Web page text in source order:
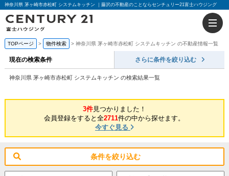
神奈川県 茅ヶ崎市赤松町 システムキッチン ｜藤沢の不動産のことならセンチュリー21富士ハウジング
TOPページ 物件検索 神奈川県 茅ヶ崎市赤松町 システムキッチン の不動産情報一覧
現在の検索条件 さらに条件を絞り込む
神奈川県 茅ヶ崎市赤松町 システムキッチン の検索結果一覧
3件見つかりました！
会員登録をすると全2711件の中から探せます。
今すぐ見る
条件を絞り込む